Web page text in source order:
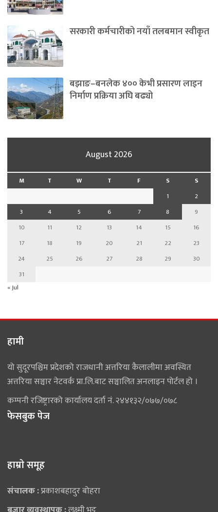
सरकारी कर्मचारीको नयाँ तलबमान स्वीकृत
बझाङ–बनलेक ४०० केभी प्रसारण लाइन
निर्माण प्रक्रिया अघि बढ्यो
August 2026
M T W T F S
S
1
2
3
4 5 6 7 8
9
10
11 12 13 14 15
16
17
18 19 20 21 22
23
24
25 26 27 28 29
30
31
« Jul
हामी
यो सुदूरपश्चिम प्रदेशको राजधानी अत्तरिया कैलालीमा अवस्थित
अत्तरिया सञ्चार नेटवर्क प्रा.लि.बाट सञ्चालित अनलाइन पोर्टल हो ।
कम्पनी रजिष्ट्रारको कार्यालय दर्ता नं. २४४१३२/०७७/०७८
फेसबुक पेज
हाम्राे समूह
संचालक :प्रकाशबहादुर बोहरा